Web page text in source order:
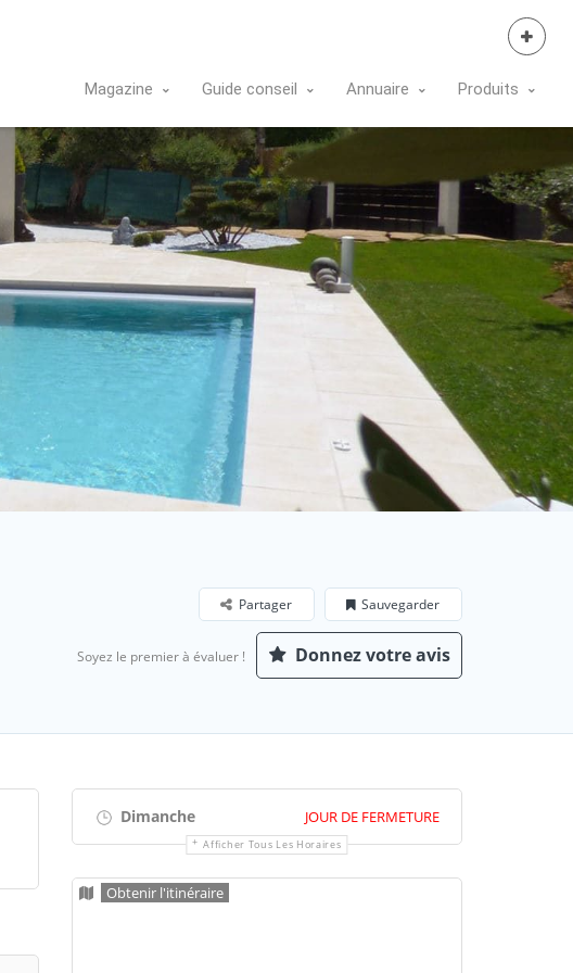
Magazine Guide conseil Annuaire Produits
Sauvegarder
Partager
Soyez le premier à évaluer ! Donnez votre avis
Dimanche JOUR DE FERMETURE
Afficher Tous Les Horaires
Obtenir l'itinéraire